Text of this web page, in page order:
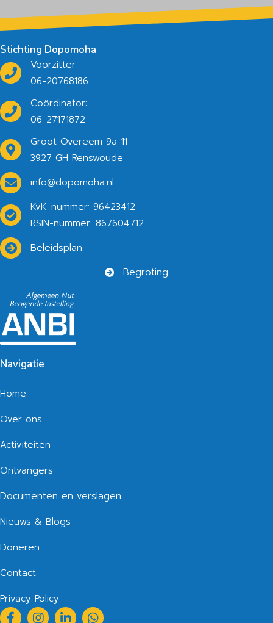
Stichting Dopomoha
Voorzitter:
06-20768186
Coördinator:
06-27171872
Groot Overeem 9a-11
3927 GH Renswoude
info@dopomoha.nl
KvK-nummer: 96423412
RSIN-nummer: 867604712
Beleidsplan
Begroting
Navigatie
Home
Over ons
Activiteiten
Ontvangers
Documenten en verslagen
Nieuws & Blogs
Doneren
Contact
Privacy Policy